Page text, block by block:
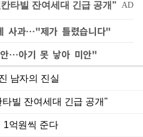
사과…"제가 틀렸습니다"
…아기 못 낳아 미안"